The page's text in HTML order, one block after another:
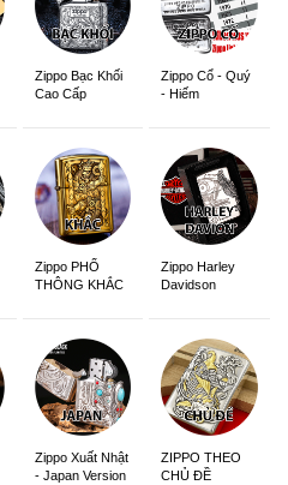
Zippo Bạc Khối
Cao Cấp
Zippo Cổ - Quý
- Hiếm
Zippo PHỔ
THÔNG KHẮC
Zippo Harley
Davidson
Zippo Xuất Nhật
- Japan Version
ZIPPO THEO
CHỦ ĐỀ